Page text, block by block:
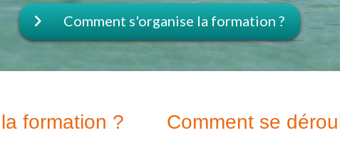
Comment s'organise la formation ?
formation ? Comment se